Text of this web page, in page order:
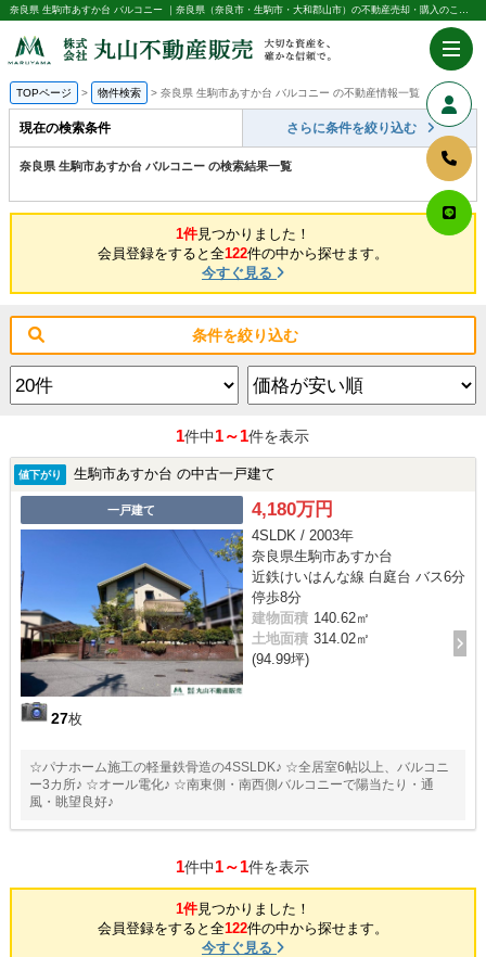
奈良県 生駒市あすか台 バルコニー ｜奈良県（奈良市・生駒市・大和郡山市）の不動産売却・購入のことなら株式会社丸山不動産販売
TOPページ 物件検索 奈良県 生駒市あすか台 バルコニー の不動産情報一覧
現在の検索条件 さらに条件を絞り込む
奈良県 生駒市あすか台 バルコニー の検索結果一覧
1件見つかりました！
会員登録をすると全122件の中から探せます。
今すぐ見る
条件を絞り込む
1件中1～1件を表示
値下がり 生駒市あすか台 の中古一戸建て
一戸建て
27枚
4,180万円
4SLDK / 2003年
奈良県生駒市あすか台
近鉄けいはんな線 白庭台 バス6分
停歩8分
建物面積 140.62㎡
土地面積 314.02㎡
(94.99坪)
☆パナホーム施工の軽量鉄骨造の4SSLDK♪ ☆全居室6帖以上、バルコニ
ー3カ所♪ ☆オール電化♪ ☆南東側・南西側バルコニーで陽当たり・通
風・眺望良好♪
1件中1～1件を表示
1件見つかりました！
会員登録をすると全122件の中から探せます。
今すぐ見る